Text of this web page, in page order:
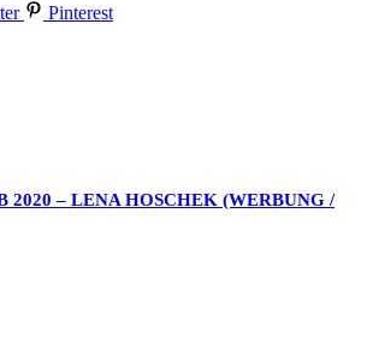
Pinterest
2020 – LENA HOSCHEK (WERBUNG /